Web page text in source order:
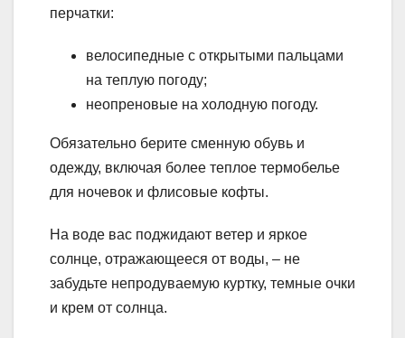
перчатки:
велосипедные с открытыми пальцами
на теплую погоду;
неопреновые на холодную погоду.
Обязательно берите сменную обувь и
одежду, включая более теплое термобелье
для ночевок и флисовые кофты.
На воде вас поджидают ветер и яркое
солнце, отражающееся от воды, – не
забудьте непродуваемую куртку, темные очки
и крем от солнца.